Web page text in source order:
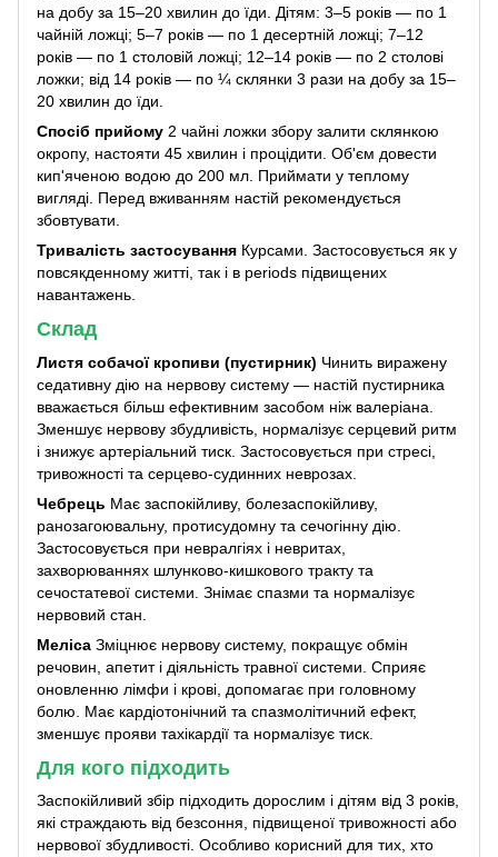
на добу за 15–20 хвилин до їди. Дітям: 3–5 років — по 1
чайній ложці; 5–7 років — по 1 десертній ложці; 7–12
років — по 1 столовій ложці; 12–14 років — по 2 столові
ложки; від 14 років — по ¼ склянки 3 рази на добу за 15–
20 хвилин до їди.
Спосіб прийому 2 чайні ложки збору залити склянкою
окропу, настояти 45 хвилин і процідити. Об'єм довести
кип'яченою водою до 200 мл. Приймати у теплому
вигляді. Перед вживанням настій рекомендується
збовтувати.
Тривалість застосування Курсами. Застосовується як у
повсякденному житті, так і в periods підвищених
навантажень.
Склад
Листя собачої кропиви (пустирник) Чинить виражену
седативну дію на нервову систему — настій пустирника
вважається більш ефективним засобом ніж валеріана.
Зменшує нервову збудливість, нормалізує серцевий ритм
і знижує артеріальний тиск. Застосовується при стресі,
тривожності та серцево-судинних неврозах.
Чебрець Має заспокійливу, болезаспокійливу,
ранозагоювальну, протисудомну та сечогінну дію.
Застосовується при невралгіях і невритах,
захворюваннях шлунково-кишкового тракту та
сечостатевої системи. Знімає спазми та нормалізує
нервовий стан.
Меліса Зміцнює нервову систему, покращує обмін
речовин, апетит і діяльність травної системи. Сприяє
оновленню лімфи і крові, допомагає при головному
болю. Має кардіотонічний та спазмолітичний ефект,
зменшує прояви тахікардії та нормалізує тиск.
Для кого підходить
Заспокійливий збір підходить дорослим і дітям від 3 років,
які страждають від безсоння, підвищеної тривожності або
нервової збудливості. Особливо корисний для тих, хто